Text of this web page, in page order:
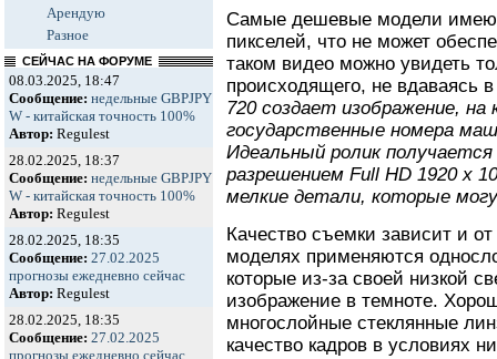
Арендую
Разное
СЕЙЧАС НА ФОРУМЕ
08.03.2025, 18:47
Сообщение: недельные GBPJPY
W - китайская точность 100%
Автор: Regulest
28.02.2025, 18:37
Сообщение: недельные GBPJPY
W - китайская точность 100%
Автор: Regulest
28.02.2025, 18:35
Сообщение: 27.02.2025
прогнозы ежедневно сейчас
Автор: Regulest
28.02.2025, 18:35
Сообщение: 27.02.2025
прогнозы ежедневно сейчас
Самые дешевые модели
пикселей, что не может
таком видео можно увидеть
происходящего, не вдаваясь
720 создает изображение,
государственные номера
Идеальный ролик
разрешением Full HD 1920 х
мелкие детали, которые
Качество съемки зависит и
моделях применяются
которые из-за своей низкой
изображение в темноте.
многослойные стеклянные
качество кадров в условиях